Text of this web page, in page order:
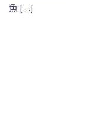
魚 […]